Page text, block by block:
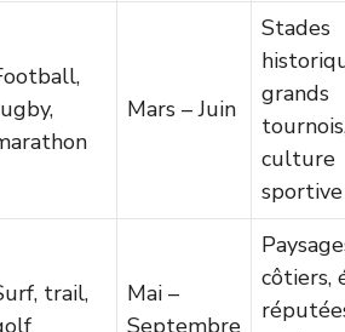
Mars – Juin
Stades
grands
culture
sportive
trail,
Mai –
côtiers,